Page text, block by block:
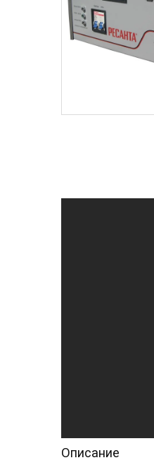
Описание